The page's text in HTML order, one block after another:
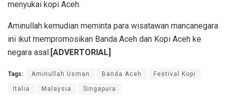
menyukai kopi Aceh.
Aminullah kemudian meminta para wisatawan mancanegara
ini ikut mempromosikan Banda Aceh dan Kopi Aceh ke
negara asal. [ADVERTORIAL]
Tags: Aminullah Usman Banda Aceh Festival Kopi
Italia Malaysia Singapura